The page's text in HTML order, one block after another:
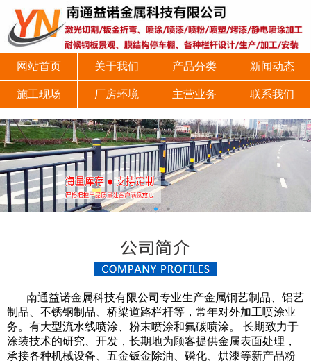
网站首页 关于我们 产品分类 新闻动态
施工现场 厂房环境 主营业务 联系我们
南通益诺金属科技有限公司专业生产金属铜艺制品、铝艺
制品、不锈钢制品、桥梁道路栏杆等，常年对外加工喷涂业
务。有大型流水线喷涂、粉末喷涂和氟碳喷涂。 长期致力于
涂装技术的研究、开发，长期地为顾客提供金属表面处理，
承接各种机械设备、五金钣金除油、磷化、烘漆等新产品粉